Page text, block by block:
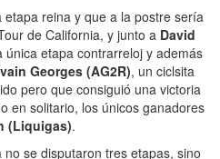
reina y que a la postre sería
de California, y junto a David
única etapa contrarreloj y además
Georges (AG2R), un ciclsita
pero que consiguió una victoria
en solitario, los únicos ganadores
(Liquigas).
se disputaron tres etapas, sino